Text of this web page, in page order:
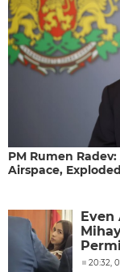
PM Rumen
Airspace,
20:32,